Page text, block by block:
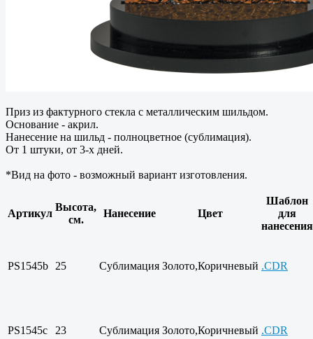
Приз из фактурного стекла с металлическим шильдом.
Основание - акрил.
Нанесение на шильд - полноцветное (сублимация).
От 1 штуки, от 3-х дней.
*Вид на фото - возможный вариант изготовления.
Артикул
Высота,
см.
Нанесение Цвет
Шаблон
для
нанесения
PS1545b 25 Сублимация Золото,Коричневый .CDR
PS1545c 23 Сублимация Золото,Коричневый .CDR